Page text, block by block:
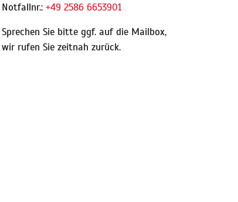
Notfallnr.: +49 2586 6653901
Sprechen Sie bitte ggf. auf die Mailbox,
wir rufen Sie zeitnah zurück.